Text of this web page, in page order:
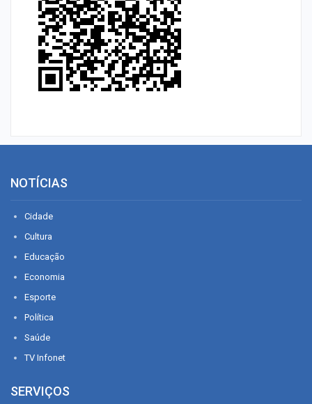
NOTÍCIAS
Cidade
Cultura
Educação
Economia
Esporte
Política
Saúde
TV Infonet
SERVIÇOS